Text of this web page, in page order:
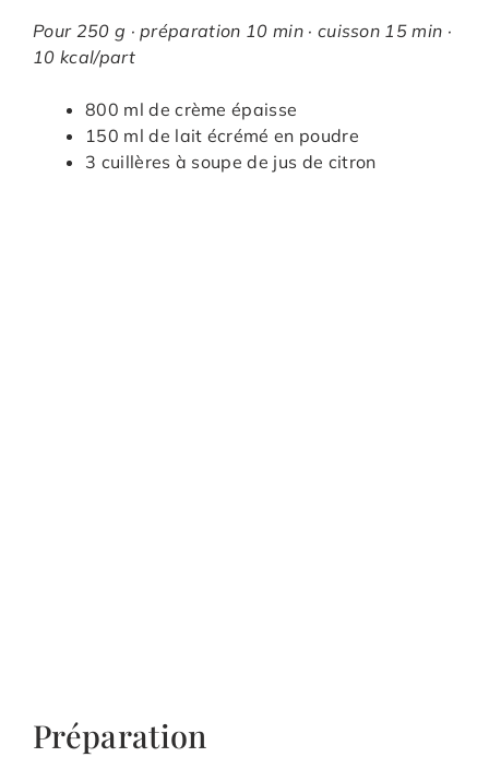
Pour 250 g · préparation 10 min · cuisson 15 min ·
10 kcal/part
800 ml de crème épaisse
150 ml de lait écrémé en poudre
3 cuillères à soupe de jus de citron
Préparation